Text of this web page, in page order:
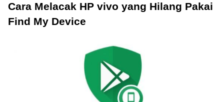
Cara Melacak HP vivo yang Hilang Pakai
Find My Device